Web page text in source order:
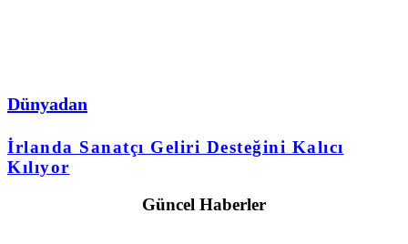
Dünyadan
İrlanda Sanatçı Geliri Desteğini Kalıcı
Kılıyor
Güncel Haberler